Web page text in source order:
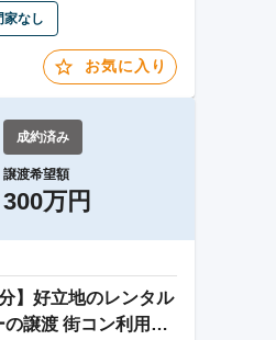
家なし
お気に入り
成約済み
譲渡希望額
300万円
】好立地のレンタル
コン利用や